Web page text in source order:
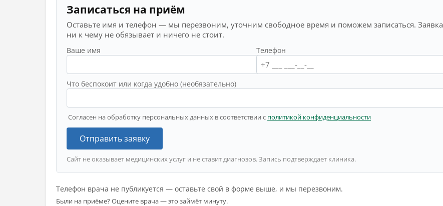
Записаться на приём
Оставьте имя и телефон — мы перезвоним, уточним свободное время и поможем записаться. Заявка
ни к чему не обязывает и ничего не стоит.
Ваше имя Телефон
Что беспокоит или когда удобно (необязательно)
Согласен на обработку персональных данных в соответствии с политикой конфиденциальности
Отправить заявку
Сайт не оказывает медицинских услуг и не ставит диагнозов. Запись подтверждает клиника.
Телефон врача не публикуется — оставьте свой в форме выше, и мы перезвоним.
Были на приёме? Оцените врача — это займёт минуту.